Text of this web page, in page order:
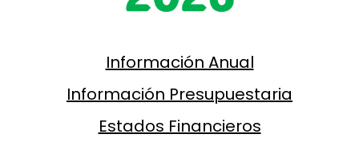
Información Anual
Información Presupuestaria
Estados Financieros